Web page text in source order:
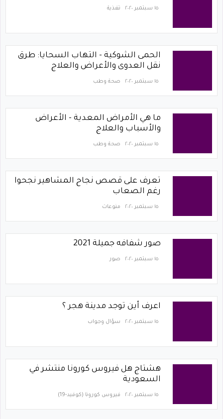
١٥ سبتمبر ٢٠٢٠ تغذية
الحمى الشوكية - التهاب السحايا: طرق
نقل العدوى والأعراض والعلاج
١٥ سبتمبر ٢٠٢٠ صحة وطب
ما هي الأمراض المعدية - الأعراض
والأسباب والعلاج
١٥ سبتمبر ٢٠٢٠ صحة وطب
تعرف على قصص نجاح المشاهير نجحوا
رغم الصعاب
١٥ سبتمبر ٢٠٢٠ منوعات
صور شفافه جميلة 2021
١٥ سبتمبر ٢٠٢٠ صور
اعرف أين توجد مدينة هجر ؟
١٥ سبتمبر ٢٠٢٠ سؤال وجواب
هشتاج هل فيروس كورونا منتشر في
السعودية
١٥ سبتمبر ٢٠٢٠ فيروس كورونا (كوفيد-19)‏